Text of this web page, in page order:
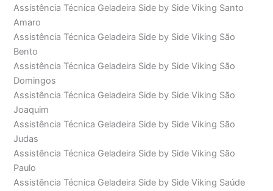
Assistência Técnica Geladeira Side by Side Viking Santo
Amaro
Assistência Técnica Geladeira Side by Side Viking São
Bento
Assistência Técnica Geladeira Side by Side Viking São
Domingos
Assistência Técnica Geladeira Side by Side Viking São
Joaquim
Assistência Técnica Geladeira Side by Side Viking São
Judas
Assistência Técnica Geladeira Side by Side Viking São
Paulo
Assistência Técnica Geladeira Side by Side Viking Saúde